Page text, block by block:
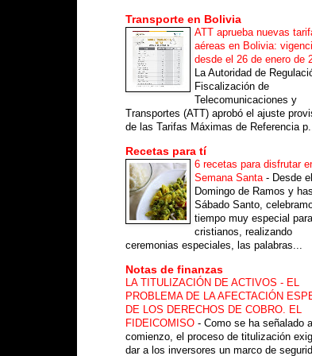
Transporte en Bolivia
ATT aprueba nuevas
aéreas en Bolivia:
desde el 26 de enero de
La Autoridad de
Fiscalización de
Telecomunicaciones y
Transportes (ATT) aprobó el ajuste
de las Tarifas Máximas de Referencia
Recetas para tí
6 recetas para disfrutar
Semana Santa - Desde el
Domingo de Ramos y
Sábado Santo,
tiempo muy especial
cristianos, realizando
ceremonias especiales, las palabras...
Notas de finanzas
LA TITULIZACIÓN DE ACTIVOS - EL
PROBLEMA DE LA AFECTACIÓN
DE LOS DERECHOS DE COBRO. EL
FIDEICOMISO - Como se ha señalado
comienzo, el proceso de titulización
dar a los inversores un marco de